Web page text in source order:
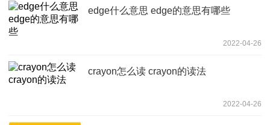
edge什么意思 edge的意思有哪些
2022-04-26
crayon怎么读 crayon的读法
2022-04-26